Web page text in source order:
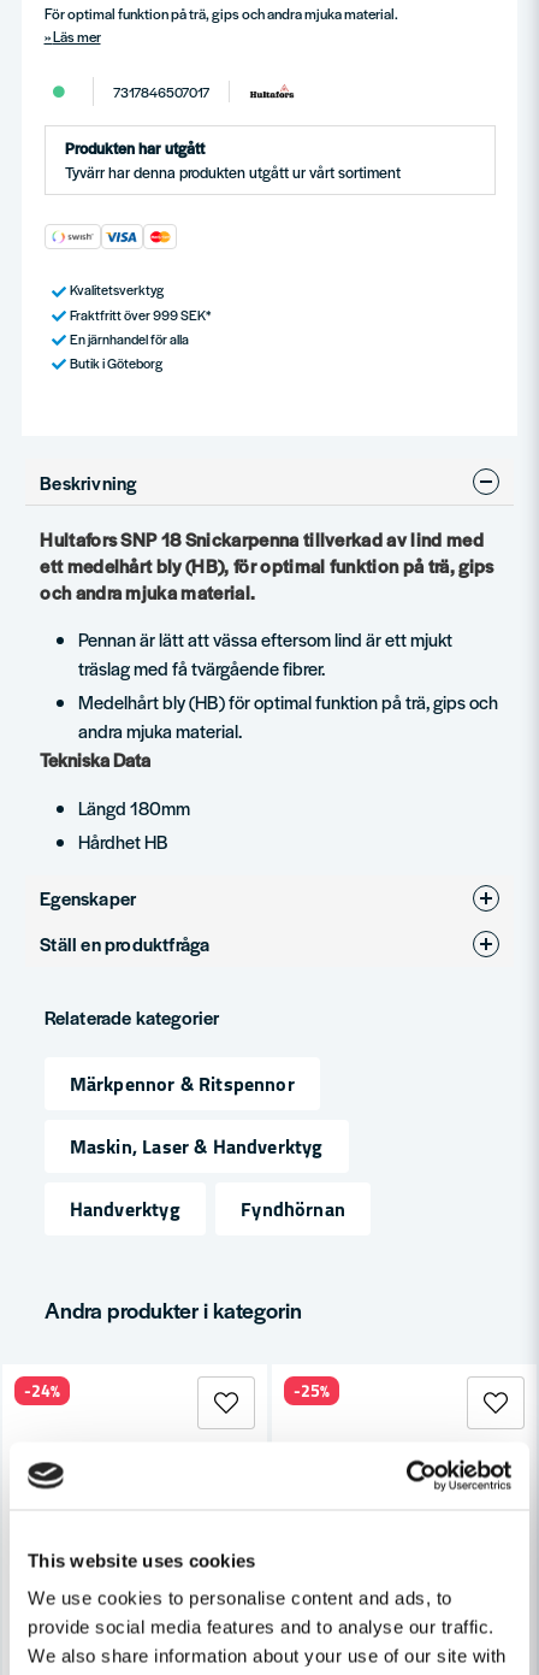
This website uses cookies
We use cookies to personalise content and ads, to
provide social media features and to analyse our traffic.
We also share information about your use of our site with
För optimal funktion på trä, gips och andra mjuka material.
Läs mer
7317846507017
Produkten har utgått
Tyvärr har denna produkten utgått ur vårt sortiment
Kvalitetsverktyg
Fraktfritt över 999 SEK*
En järnhandel för alla
Butik i Göteborg
Beskrivning
Hultafors SNP 18 Snickarpenna tillverkad av lind med
ett medelhårt bly (HB), för optimal funktion på trä, gips
och andra mjuka material.
Pennan är lätt att vässa eftersom lind är ett mjukt
träslag med få tvärgående fibrer.
Medelhårt bly (HB) för optimal funktion på trä, gips och
andra mjuka material.
Tekniska Data
Längd 180mm
Hårdhet HB
Egenskaper
Produkttyp
Ställ en produktfråga
Fråga oss något om denna produkten...
Namn
email
Skicka fråga
Relaterade kategorier
Märkpennor & Ritspennor
Maskin, Laser & Handverktyg
Handverktyg
Fyndhörnan
Andra produkter i kategorin
-24% -25%